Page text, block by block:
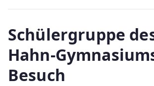
Schülergruppe
Hahn-
Besuch